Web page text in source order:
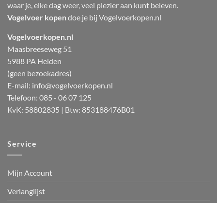
waar je, elke dag weer, veel plezier aan kunt beleven.
Vogelvoer kopendoe je bij Vogelvoerkopen.nl
Vogelvoerkopen.nl
Maasbreeseweg 51
5988 PA Helden
(geen bezoekadres)
E-mail: info@vogelvoerkopen.nl
Telefoon: 085 - 06 07 125
KvK: 58802835 | Btw: 853188476B01
Service
Mijn Account
Verlanglijst